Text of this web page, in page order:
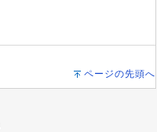
ページの先頭へ